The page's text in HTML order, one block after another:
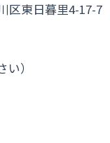
区東日暮里4-
）